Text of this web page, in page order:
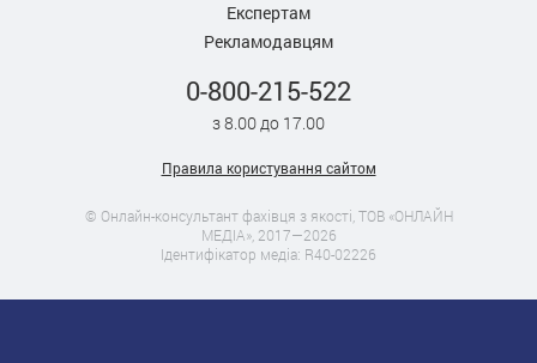
Експертам
Рекламодавцям
0-800-215-522
з 8.00 до 17.00
Правила користування сайтом
© Онлайн-консультант фахівця з якості, ТОВ «ОНЛАЙН
МЕДІА», 2017—2026
Ідентифікатор медіа: R40-02226